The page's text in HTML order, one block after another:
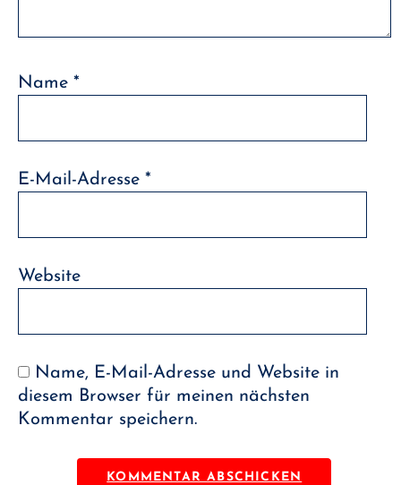
Name *
E-Mail-Adresse *
Website
Name, E-Mail-Adresse und Website in
diesem Browser für meinen nächsten
Kommentar speichern.